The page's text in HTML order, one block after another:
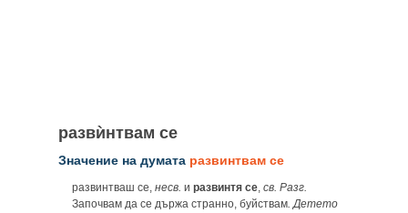
развѝнтвам се
Значение на думата развинтвам се
развинтваш се, несв. и развинтя се, св. Разг.
Започвам да се държа странно, буйствам. Детето